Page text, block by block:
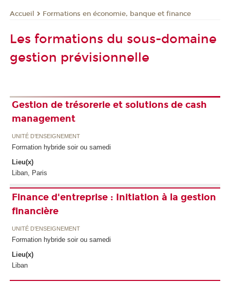
Accueil Formations en économie, banque et finance
Les formations du sous-domaine
gestion prévisionnelle
Gestion de trésorerie et solutions de cash
management
UNITÉ D’ENSEIGNEMENT
Formation hybride soir ou samedi
Lieu(x)
Liban, Paris
Finance d'entreprise : Initiation à la gestion
financière
UNITÉ D’ENSEIGNEMENT
Formation hybride soir ou samedi
Lieu(x)
Liban